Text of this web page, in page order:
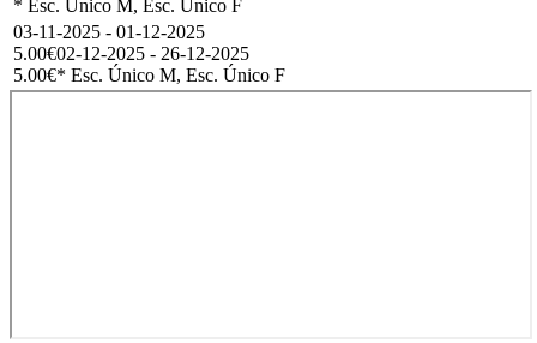
* Esc. Único M, Esc. Único F
03-11-2025 - 01-12-2025
5.00€02-12-2025 - 26-12-2025
5.00€* Esc. Único M, Esc. Único F